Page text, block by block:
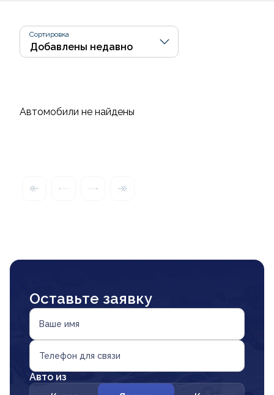
Сортировка
Автомобили не найдены
Оставьте заявку
Ваше имя
Телефон для связи
Авто из